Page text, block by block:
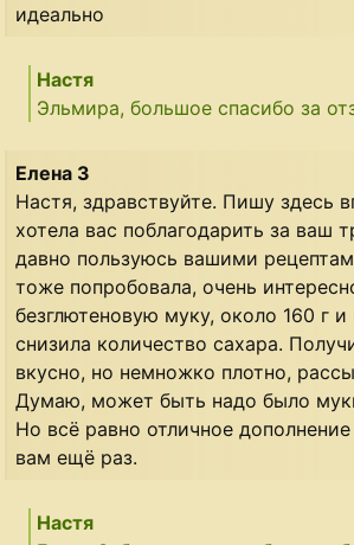
идеально
Настя
Эльмира, большое спасибо за
Елена З
Настя, здравствуйте. Пишу здесь
хотела вас поблагодарить за ваш
давно пользуюсь вашими
тоже попробовала, очень
безглютеновую муку, около 160 г
снизила количество сахара.
вкусно, но немножко плотно,
Думаю, может быть надо было
Но всё равно отличное
вам ещё раз.
Настя